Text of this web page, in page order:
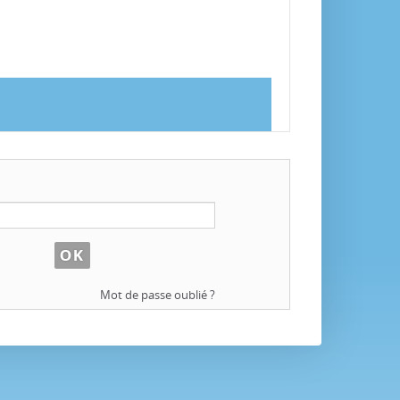
Mot de passe oublié ?